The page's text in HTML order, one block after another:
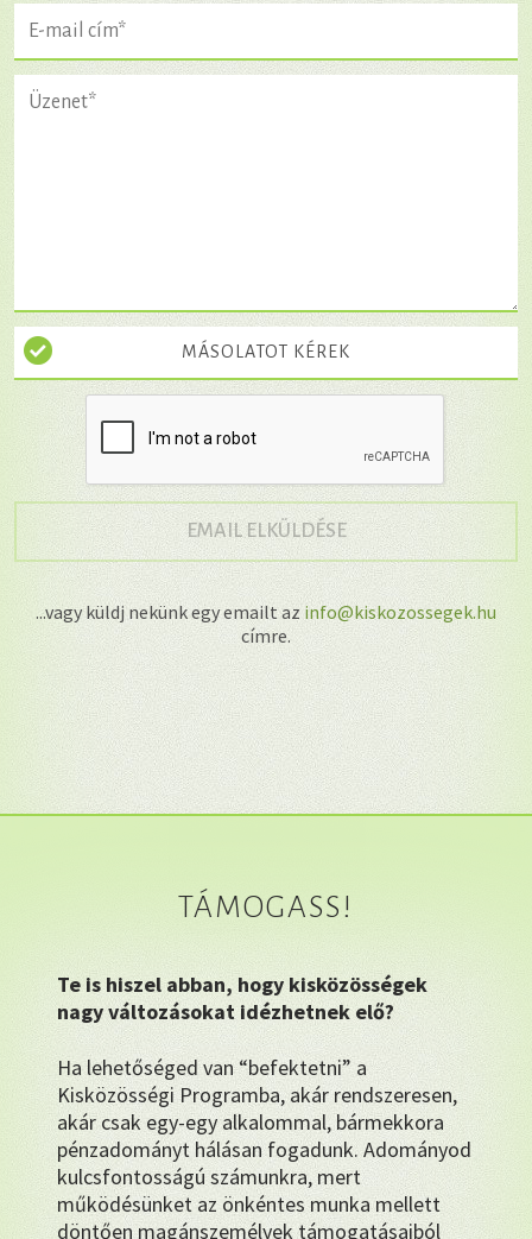
MÁSOLATOT KÉREK
EMAIL ELKÜLDÉSE→
...vagy küldj nekünk egy emailt az info@kiskozossegek.hu
címre.
TÁMOGASS!
Te is hiszel abban, hogy kisközösségek
nagy változásokat idézhetnek elő?
Ha lehetőséged van “befektetni” a
Kisközösségi Programba, akár rendszeresen,
akár csak egy-egy alkalommal, bármekkora
pénzadományt hálásan fogadunk. Adományod
kulcsfontosságú számunkra, mert
működésünket az önkéntes munka mellett
döntően magánszemélyek támogatásaiból